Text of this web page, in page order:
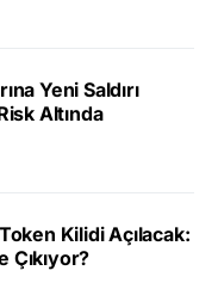
Yeni Saldırı
Altında
Kilidi Açılacak:
Çıkıyor?